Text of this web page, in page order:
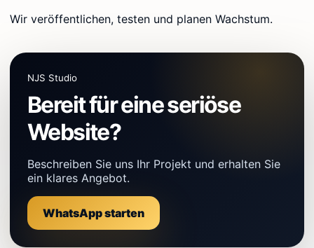
Wir veröffentlichen, testen und planen Wachstum.
NJS Studio
Bereit für eine seriöse
Website?
Beschreiben Sie uns Ihr Projekt und erhalten Sie
ein klares Angebot.
WhatsApp starten